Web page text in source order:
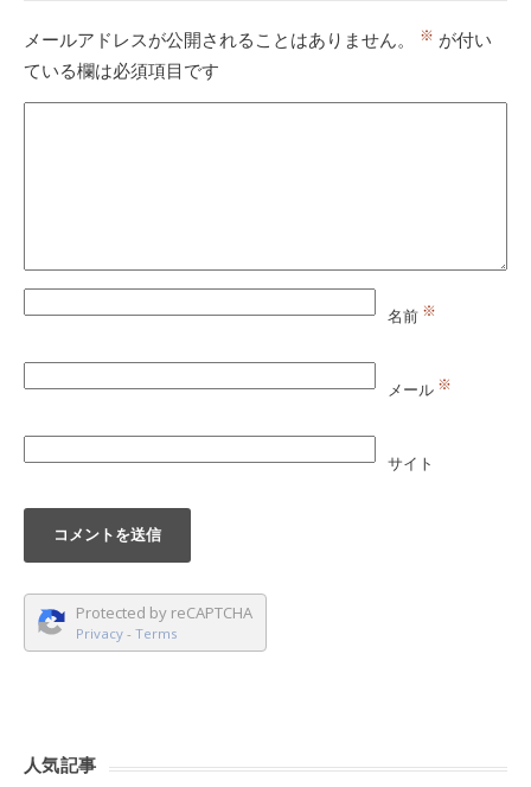
メールアドレスが公開されることはありません。 ※ が付い
ている欄は必須項目です
名前 ※
メール ※
サイト
Protected by reCAPTCHA
Privacy - Terms
人気記事